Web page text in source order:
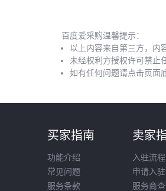
百度爱采购温馨提示：
以上内容来自第三方，内
未经权利方授权许可禁止
如有任何问题请点击页面
买家指南
功能介绍
常见问题
服务条款
卖家
入驻流程
申请入驻
服务商